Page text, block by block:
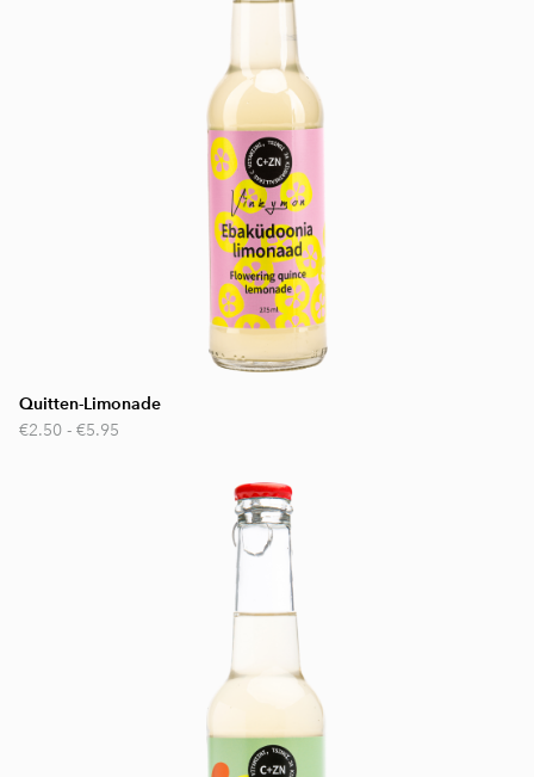
Quitten-Limonade
€2.50 - €5.95